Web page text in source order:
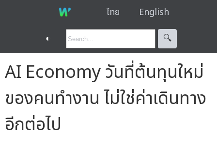
ไทย English
◐ 🔍︎
AI Economy วันที่ต้นทุนใหม่
ของคนทำงาน ไม่ใช่ค่าเดินทาง
อีกต่อไป